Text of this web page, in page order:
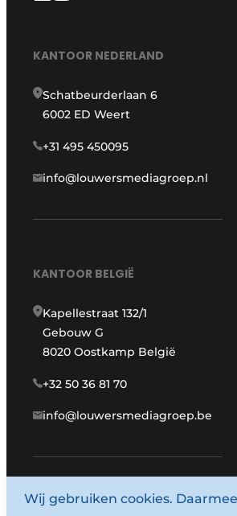
KANTOOR NEDERLAND
Schatbeurderlaan 6
6002 ED Weert
+31 495 450095
info@louwersmediagroep.nl
KANTOOR BELGIË
Kapellestraat 132/1
Gebouw G
8020 Oostkamp België
+32 50 36 81 70
info@louwersmediagroep.be
www.louwersmediagroep.com
Wij gebruiken cookies.